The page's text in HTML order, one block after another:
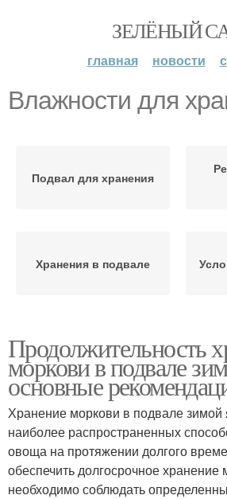
ЗЕЛЁНЫЙ
главная новости
Влажности для
Подвал для хранения
Хранения в подвале
Хранение в песке
Продолжительность
моркови в подвале
основные
Хранение моркови в подвале зимой
наиболее распространенных
овоща на протяжении долгого
обеспечить долгосрочное хранение
необходимо соблюдать